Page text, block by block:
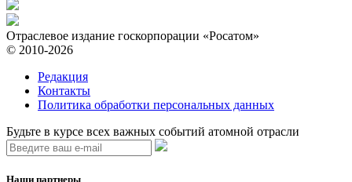
Отраслевое издание госкорпорации «Росатом»
© 2010-2026
Редакция
Контакты
Политика обработки персональных данных
Будьте в курсе всех важных событий атомной отрасли
Наши партнеры